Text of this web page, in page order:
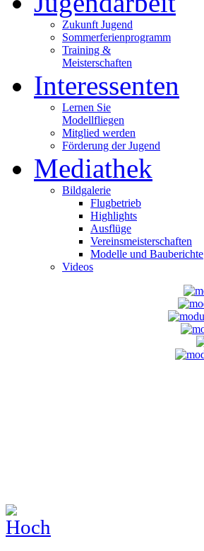
Zukunft Jugend
Sommerferienprogramm
Training &
Meisterschaften
Interessenten
Lernen Sie
Modellfliegen
Mitglied werden
Förderung der Jugend
Mediathek
Bildgalerie
Flugbetrieb
Highlights
Ausflüge
Vereinsmeisterschaften
Modelle und Bauberichte
Videos